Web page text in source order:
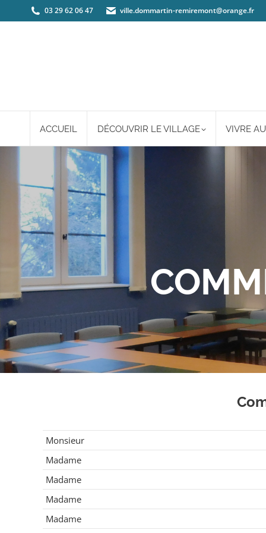
03 29 62 06 47 ville.dommartin-remiremont@orange.fr
ACCUEIL DÉCOUVRIR LE VILLAGE VIVRE
Monsieur
Madame
Madame
Madame
Madame